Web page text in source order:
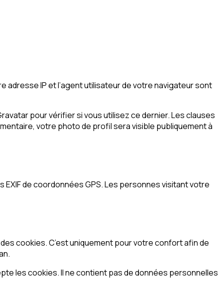
adresse IP et l’agent utilisateur de votre navigateur sont
pour vérifier si vous utilisez ce dernier. Les clauses
votre photo de profil sera visible publiquement à
de coordonnées GPS. Les personnes visitant votre
cookies. C’est uniquement pour votre confort afin de
les cookies. Il ne contient pas de données personnelles